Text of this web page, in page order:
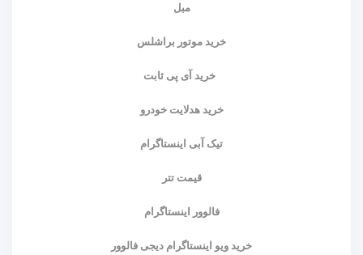
مبل
خرید موتور براشلس
خرید آی پی ثابت
خرید هدلایت خودرو
تیک آبی اینستاگرام
قیمت تتر
فالوور اینستاگرام
خرید ویو اینستاگرام دیجی فالوور